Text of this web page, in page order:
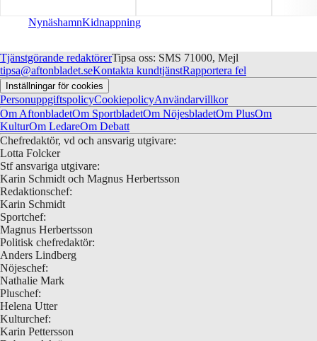
NynäshamnKidnappning
Tjänstgörande redaktörerTipsa oss: SMS 71000, Mejl
tipsa@aftonbladet.seKontakta kundtjänstRapportera fel
Inställningar för cookies
PersonuppgiftspolicyCookiepolicyAnvändarvillkor
Om AftonbladetOm SportbladetOm NöjesbladetOm PlusOm
KulturOm LedareOm Debatt
Chefredaktör, vd och ansvarig utgivare:
Lotta Folcker
Stf ansvariga utgivare:
Karin Schmidt och Magnus Herbertsson
Redaktionschef:
Karin Schmidt
Sportchef:
Magnus Herbertsson
Politisk chefredaktör:
Anders Lindberg
Nöjeschef:
Nathalie Mark
Pluschef:
Helena Utter
Kulturchef:
Karin Pettersson